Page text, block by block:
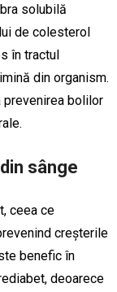
solubilă
de colesterol
în tractul
din organism.
prevenirea bolilor
sânge
ceea ce
creșterile
benefic în
deoarece